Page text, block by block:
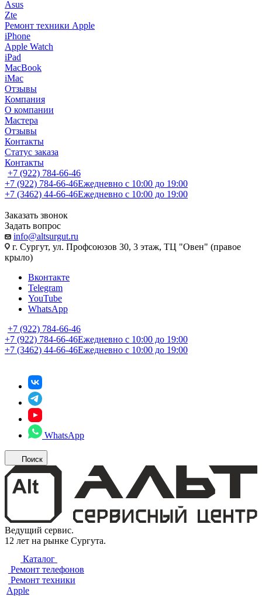
Asus
Zte
Ремонт техники Apple
iPhone
Apple Watch
iPad
MacBook
iMac
Отзывы
Компания
О компании
Мастера
Отзывы
Контакты
Статус заказа
Контакты
+7 (922) 784-66-46
+7 (922) 784-66-46Ежедневно с 10:00 до 19:00
+7 (3462) 44-66-46Ежедневно с 10:00 до 19:00
Заказать звонок
Задать вопрос
info@altsurgut.ru
г. Сургут, ул. Профсоюзов 30, 3 этаж, ТЦ "Овен" (правое
крыло)
Вконтакте
Telegram
YouTube
WhatsApp
+7 (922) 784-66-46
+7 (922) 784-66-46Ежедневно с 10:00 до 19:00
+7 (3462) 44-66-46Ежедневно с 10:00 до 19:00
WhatsApp
Поиск
Ведущий сервис.
12 лет на рынке Сургута.
Каталог
Ремонт телефонов
Ремонт техники
Apple